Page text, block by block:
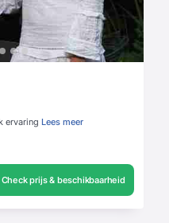
ervaring Lees meer
Check prijs & beschikbaarheid